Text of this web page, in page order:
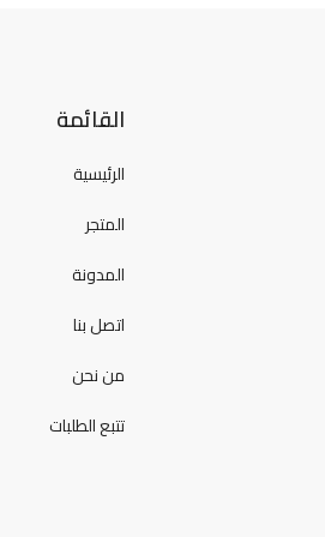
القائمة
الرئيسية
المتجر
المدونة
اتصل بنا
من نحن
تتبع الطلبات